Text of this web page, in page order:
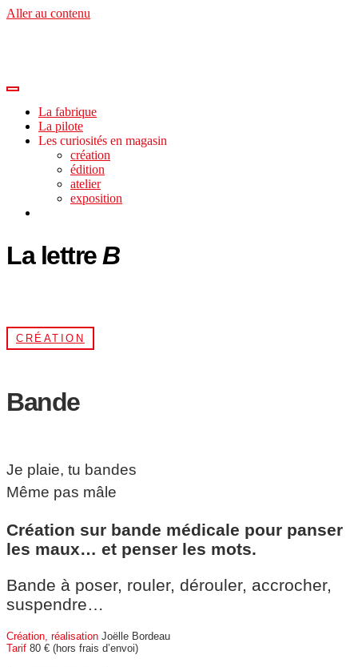
Aller au contenu
La fabrique
La pilote
Les curiosités en magasin
création
édition
atelier
exposition
La lettreB
CRÉATION
Bande
Je plaie, tu bandes
Même pas mâle
Création sur bande médicale pour panser
les maux… et penser les mots.
Bande à poser, rouler, dérouler, accrocher,
suspendre…
Création, réalisation Joëlle Bordeau
Tarif 80 € (hors frais d’envoi)